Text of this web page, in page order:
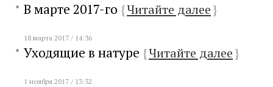
В марте 2017-го {Читайте далее}
18 марта 2017 / 14:36
Уходящие в натуре {Читайте далее}
1 ноября 2017 / 13:32